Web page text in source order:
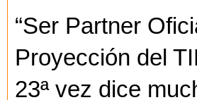
“Ser Partner
Proyección del
23ª vez dice